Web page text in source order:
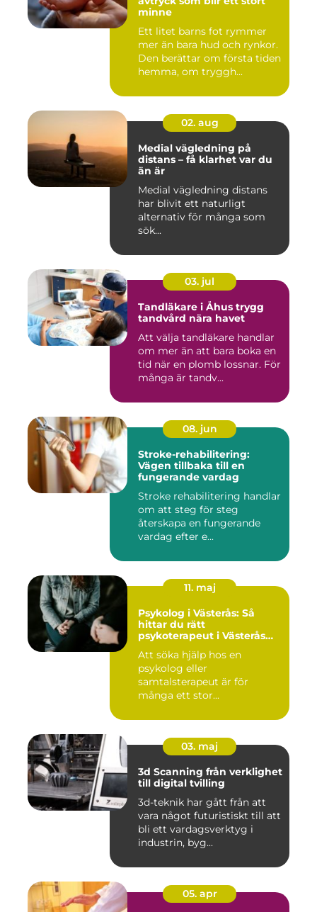
minne
Ett litet barns fot rymmer
mer än bara hud och rynkor.
Den berättar om första tiden
hemma, om tryggh...
02. aug
Medial vägledning på
distans – få klarhet var du
än är
Medial vägledning distans
har blivit ett naturligt
alternativ för många som
sök...
03. jul
Tandläkare i Åhus trygg
tandvård nära havet
Att välja tandläkare handlar
om mer än att bara boka en
tid när en plomb lossnar. För
många är tandv...
08. jun
Stroke-rehabilitering:
Vägen tillbaka till en
fungerande vardag
Stroke rehabilitering handlar
om att steg för steg
återskapa en fungerande
vardag efter e...
11. maj
Psykolog i Västerås: Så
hittar du rätt
psykoterapeut i Västerås
Att söka hjälp hos en
psykolog eller
samtalsterapeut är för
många ett stor...
03. maj
3d Scanning från verklighet
till digital tvilling
3d-teknik har gått från att
vara något futuristiskt till att
bli ett vardagsverktyg i
industrin, byg...
05. apr